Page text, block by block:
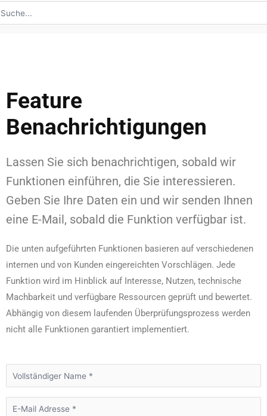
Feature
Benachrichtigungen
Lassen Sie sich benachrichtigen, sobald wir
Funktionen einführen, die Sie interessieren.
Geben Sie Ihre Daten ein und wir senden Ihnen
eine E-Mail, sobald die Funktion verfügbar ist.
Die unten aufgeführten Funktionen basieren auf verschiedenen
internen und von Kunden eingereichten Vorschlägen. Jede
Funktion wird im Hinblick auf Interesse, Nutzen, technische
Machbarkeit und verfügbare Ressourcen geprüft und bewertet.
Abhängig von diesem laufenden Überprüfungsprozess werden
nicht alle Funktionen garantiert implementiert.